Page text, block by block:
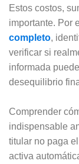
Estos costos,
importante. Por
completo,
verificar si
informada
desequilibrio
Comprender
indispensable
titular no paga
activa